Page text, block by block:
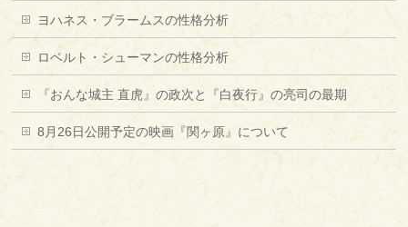
ヨハネス・ブラームスの性格分析
ロベルト・シューマンの性格分析
『おんな城主 直虎』の政次と『白夜行』の亮司の最期
8月26日公開予定の映画『関ヶ原』について